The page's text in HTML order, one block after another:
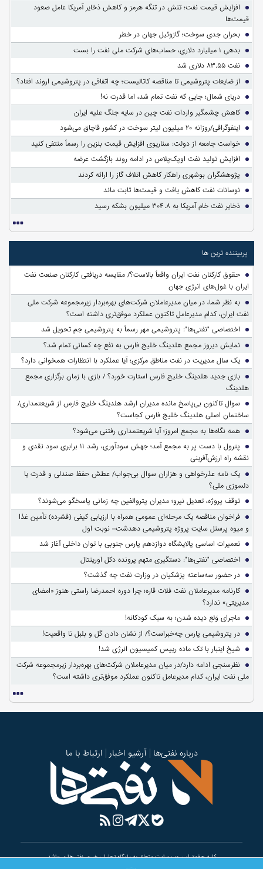
افزایش قیمت نفت؛ تنش در تنگه هرمز و کاهش ذخایر آمریکا عامل صعود
قیمت‌ها
بحران جدی سوخت؛ گازوئیل جهان در خطر
بدهی ۱ میلیارد دلاری، حساب‌های شرکت ملی نفت را بست
نفت ۸۳.۵۵ دلاری شد
از ضایعات پتروشیمی تا مناقصه کاتالیست؛ چه اتفاقی در پتروشیمی اروند افتاد؟
دریای شمال؛ جایی که نفت تمام شد، اما قدرت نه!
کاهش چشمگیر واردات نفت چین در سایه جنگ علیه ایران
اینفوگرافی/روزانه ۲۰ میلیون لیتر سوخت در کشور قاچاق می‌شود
خواست جامعه از دولت: سناریوی افزایش قیمت بنزین را رسماً منتفی کنید
افزایش تولید نفت اوپک‌پلاس در ادامه روند بازگشت عرضه
پژوهشگران بوشهری راهکار کاهش اتلاف گاز را ارائه کردند
نوسانات نفت کاهش یافت و قیمت‌ها ثابت ماند
ذخایر نفت خام آمریکا به ۳۰۴.۸ میلیون بشکه رسید
پربیننده ترین ها
حقوق کارکنان نفت ایران واقعاً بالاست؟/ مقایسه دریافتی کارکنان صنعت نفت
ایران با غول‌های انرژی جهان
به نظر شما، در میان مدیرعاملان شرکت‌های بهره‌بردار زیرمجموعه شرکت ملی
نفت ایران، کدام مدیرعامل تاکنون عملکرد موفق‌تری داشته است؟
اختصاصی "نفتی‌ها": پتروشیمی مهر رسماً به پتروشیمی جم تحویل شد
نمایش دیروز مجمع هلدینگ خلیج فارس به نفع چه کسانی تمام شد؟
یک سال مدیریت در نفت مناطق مرکزی؛ آیا عملکرد با انتظارات همخوانی دارد؟
بازی جدید هلدینگ خلیج فارس استارت خورد؟ / بازی با زمان برگزاری مجمع
هلدینگ
سوالِ تاکنون بی‌پاسخ مانده مدیران ارشد هلدینگ خلیج فارس از شریعتمداری/
ساختمان اصلی هلدینگ خلیج فارس کجاست؟
همه نگاه‌ها به مجمع امروز؛ آیا شریعتمداری رفتنی می‌شود؟
پترول با دست پر به مجمع آمد؛ جهش سودآوری، رشد ۱۱ برابری سود نقدی و
نقشه راه ارزش‌آفرینی
یک نامه عذرخواهی و هزاران سوال بی‌جواب/ عطش حفظ صندلی و قدرت یا
دلسوزی ملی؟
توقف پروژه، تعدیل نیرو؛ مدیران پتروالفین چه زمانی پاسخگو می‌شوند؟
فراخوان مناقصه یک مرحله‌ای عمومی همراه با ارزیابی کیفی (فشرده) تأمین غذا
و میوه پرسنل سایت پروژه پتروشیمی دهدشت– نوبت اول
تعمیرات اساسی پالایشگاه دوازدهم پارس جنوبی با توان داخلی آغاز شد
اختصاصی "نفتی‌ها": دستگیری متهم پرونده دکل اورینتال
در حضور سه‌ساعته پزشکیان در وزارت نفت چه گذشت؟
کارنامه مدیرعاملان نفت فلات قاره؛ چرا دوره احمدرضا راستی هنوز «امضای
مدیریتی» ندارد؟
ماجرای وَلع دیده شدن؛ به سبک کودکانه!
در پتروشیمی پارس چه‌خبراست؟/ از نشان دادن گل و بلبل تا واقعیت!
شیخ اینبار با تک ماده رییس کمیسیون انرژی شد!
نظرسنجی ادامه دارد/در میان مدیرعاملان شرکت‌های بهره‌بردار زیرمجموعه شرکت
ملی نفت ایران، کدام مدیرعامل تاکنون عملکرد موفق‌تری داشته است؟
درباره نفتی‌ها آرشیو اخبار ارتباط با ما
کلیه حقوق این وب سایت متعلق به پایگاه تحلیلی خبری نفتی‌ها می‌باشد